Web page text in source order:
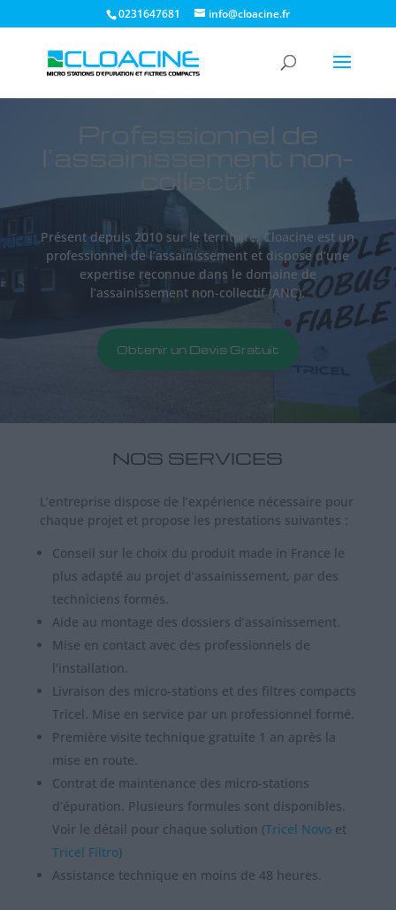
0231647681 info@cloacine.fr
Professionnel de
l’assainissement non-
collectif
Présent depuis 2010 sur le territoire, Cloacine est un
professionnel de l’assainissement et dispose d’une
expertise reconnue dans le domaine de
l’assainissement non-collectif (ANC).
Obtenir un Devis Gratuit
NOS SERVICES
L’entreprise dispose de l’expérience nécessaire pour
chaque projet et propose les prestations suivantes :
Conseil sur le choix du produit made in France le
plus adapté au projet d’assainissement, par des
techniciens formés.
Aide au montage des dossiers d’assainissement.
Mise en contact avec des professionnels de
l’installation.
Livraison des micro-stations et des filtres compacts
Tricel. Mise en service par un professionnel formé.
Première visite technique gratuite 1 an après la
mise en route.
Contrat de maintenance des micro-stations
d’épuration. Plusieurs formules sont disponibles.
Voir le détail pour chaque solution (Tricel Novoet
Tricel Filtro)
Assistance technique en moins de 48 heures.